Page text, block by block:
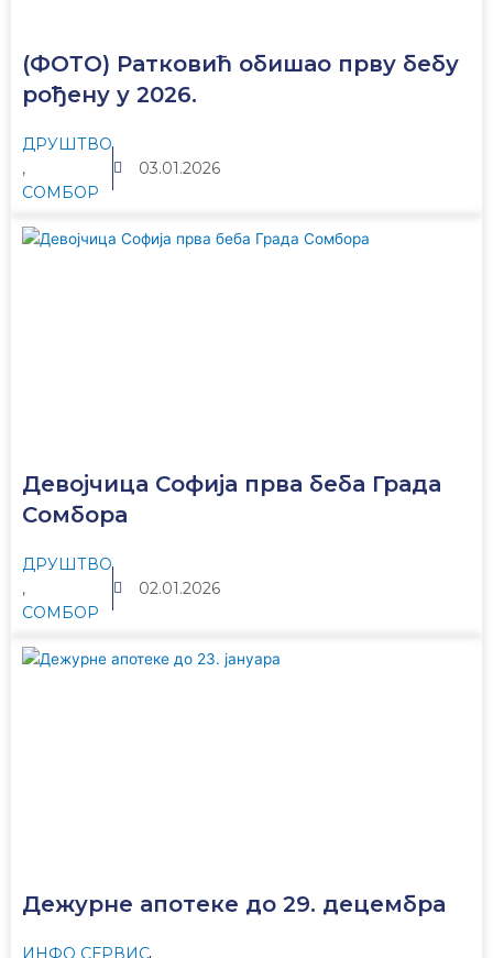
(ФОТО) Ратковић обишао прву бебу
рођену у 2026.
ДРУШТВО
,
СОМБОР
03.01.2026
Девојчица Софија прва беба Града
Сомбора
ДРУШТВО
,
СОМБОР
02.01.2026
Дежурне апотеке до 29. децембра
ИНФО СЕРВИС